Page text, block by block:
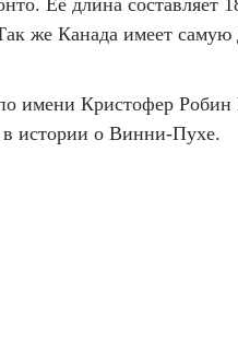
Её длина составляет
же Канада имеет
имени Кристофер
истории о Винни-Пухе.